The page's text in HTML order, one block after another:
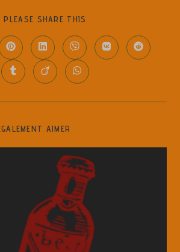
PLEASE SHARE THIS
AIMER